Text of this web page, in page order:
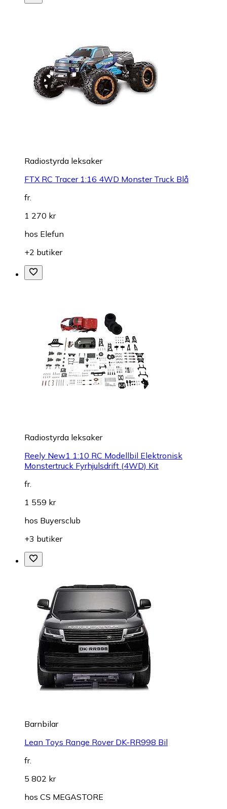
Radiostyrda leksaker
FTX RC Tracer 1:16 4WD Monster Truck Blå
fr.
1 270 kr
hos Elefun
+2 butiker
Radiostyrda leksaker
Reely New1 1:10 RC Modellbil Elektronisk
Monstertruck Fyrhjulsdrift (4WD) Kit
fr.
1 559 kr
hos Buyersclub
+3 butiker
Barnbilar
Lean Toys Range Rover DK-RR998 Bil
fr.
5 802 kr
hos CS MEGASTORE